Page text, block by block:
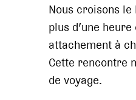
Nous croisons
plus d’une
attachement à
Cette rencontre
de voyage.